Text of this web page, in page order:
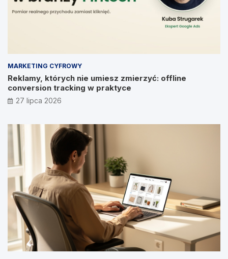
MARKETING CYFROWY
Reklamy, których nie umiesz zmierzyć: offline
conversion tracking w praktyce
27 lipca 2026